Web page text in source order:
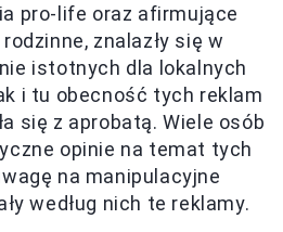
pro-life oraz afirmujące
znalazły się w
istotnych dla lokalnych
i tu obecność tych reklam
się z aprobatą. Wiele osób
opinie na temat tych
na manipulacyjne
według nich te reklamy.